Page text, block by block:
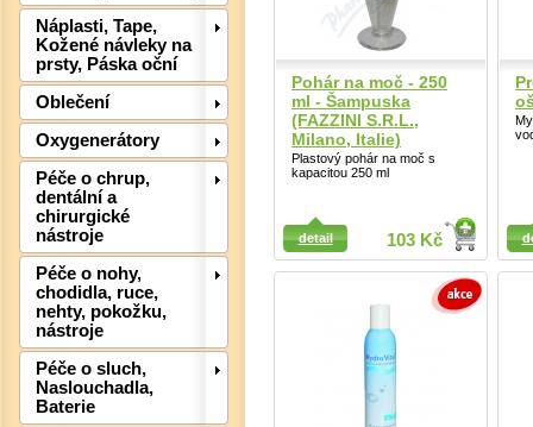
Náplasti, Tape,
Kožené návleky na
prsty, Páska oční
Oblečení
Oxygenerátory
Péče o chrup,
dentální a
chirurgické
nástroje
Péče o nohy,
chodidla, ruce,
nehty, pokožku,
nástroje
Péče o sluch,
Naslouchadla,
Baterie
Pohár na moč - 250
ml - Šampuska
(FAZZINI S.R.L.,
Milano, Italie)
Plastový pohár na moč s
kapacitou 250 ml
103 Kč
detail
Detail
Detail